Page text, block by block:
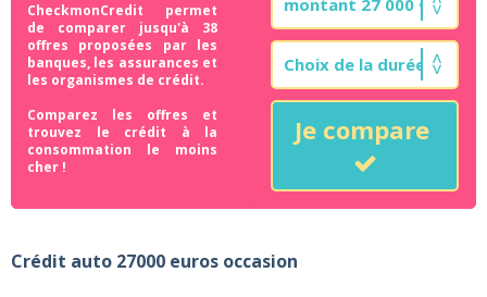
CheckmonCredit permet
de comparer jusqu'à 38
offres proposées par les
banques, les assurances et
les organismes de crédit.
Comparez les offres et
trouvez le crédit à la
consommation le moins
cher !
Je compare
Crédit auto 27000 euros occasion